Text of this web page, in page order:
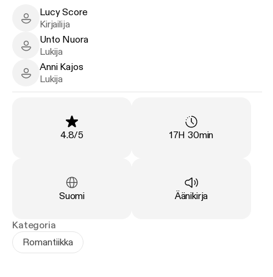
järvenrantakaupungista aavistamatta lainkaan, mihin
tulee sotkeutuneeksi...
Bestselleristi Lucy Score tunnetaan särmikkäistä
henkilöhahmoistaan, nasevasta huumoristaan ja
Lucy Score - Author
Lucy Score
Kirjailija
Unto Nuora - Narrator
Unto Nuora
Lukija
Anni Kajos - Narrator
Anni Kajos
Lukija
Arvosana
4.8/5 Kesto:
17H 30min
Kieli:
Suomi Tyyppi:
Äänikirja
Kategoria
Romantiikka